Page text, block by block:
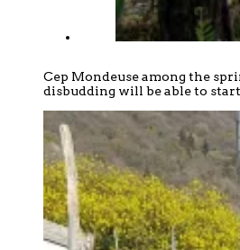
Cep Mondeuse among the
disbudding will be able to